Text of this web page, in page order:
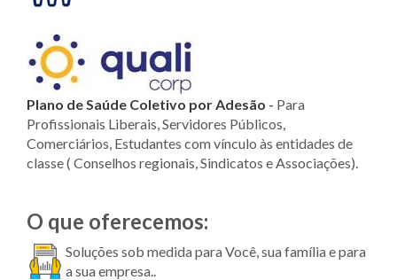
Plano de Saúde Coletivo por Adesão - Para
Profissionais Liberais, Servidores Públicos,
Comerciários, Estudantes com vínculo às entidades de
classe ( Conselhos regionais, Sindicatos e Associações).
O que oferecemos:
Soluções sob medida para Você, sua família e para
a sua empresa..